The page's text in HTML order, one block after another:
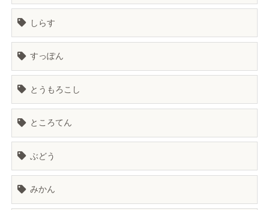
しらす
すっぽん
とうもろこし
ところてん
ぶどう
みかん